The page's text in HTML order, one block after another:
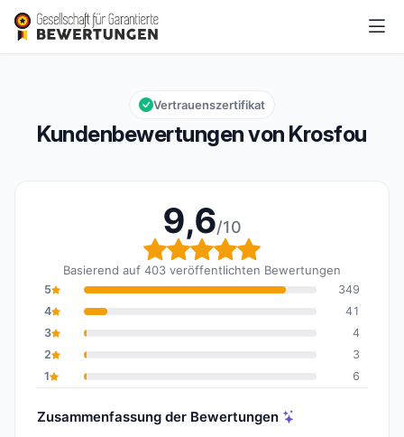
Krosfou
Gesamtbewertung: 9,6 von 10
9,6/10
Kundenbewertungen von Krosfou
Vertrauenszertifikat
9,6/10
Gesamtbewertung: 9,6
Basierend auf 403 veröffentlichten Bewertungen
5
349
4
41
3
4
2
3
1
6
Zusammenfassung der Bewertungen